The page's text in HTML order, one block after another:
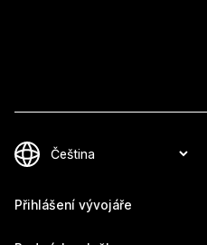
Přihlášení vývojáře